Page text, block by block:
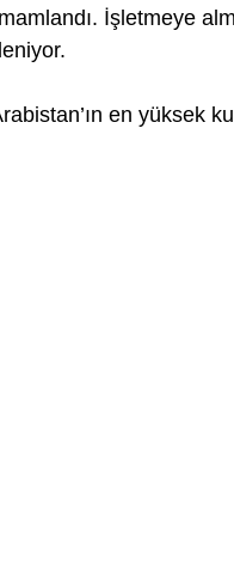
İşletmeye
en yüksek